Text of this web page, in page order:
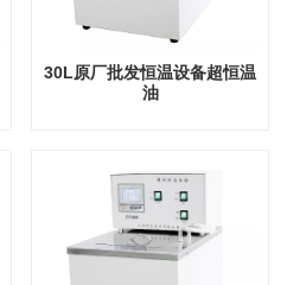
30L原厂批发恒温设备超恒温
油